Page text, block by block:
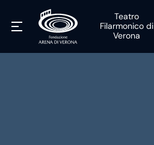
Teatro
Filarmonico di
Verona